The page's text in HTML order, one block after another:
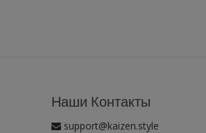
Наши Контакты
support@kaizen.style